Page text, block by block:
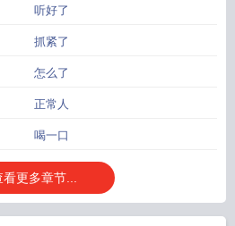
听好了
抓紧了
怎么了
正常人
喝一口
看更多章节...